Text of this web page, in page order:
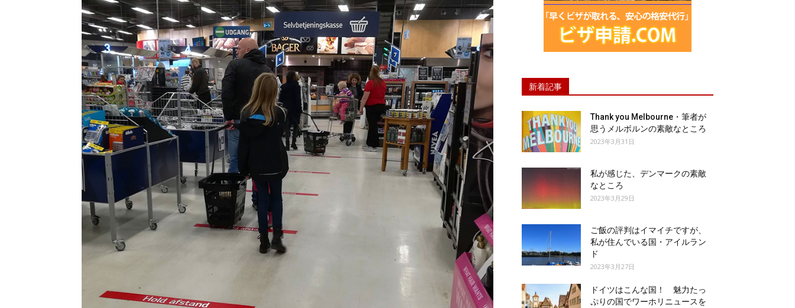
新着記事
Thank you Melbourne・筆者が
思うメルボルンの素敵なところ
2023年3月31日
私が感じた、デンマークの素敵
なところ
2023年3月29日
ご飯の評判はイマイチですが、
私が住んでいる国・アイルラン
ド
2023年3月27日
ドイツはこんな国！ 魅力たっ
ぷりの国でワーホリニュースを